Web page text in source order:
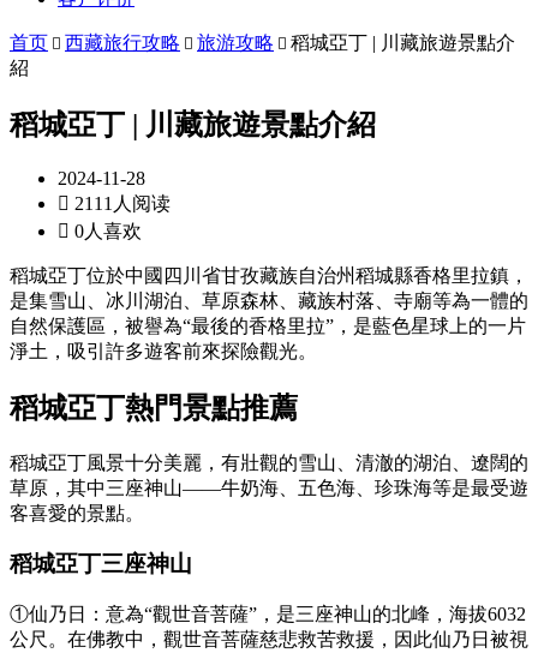
首页  西藏旅行攻略  旅游攻略  稻城亞丁 | 川藏旅遊景點介
紹
稻城亞丁 | 川藏旅遊景點介紹
2024-11-28
 2111人阅读
 0人喜欢
稻城亞丁位於中國四川省甘孜藏族自治州稻城縣香格里拉鎮，
是集雪山、冰川湖泊、草原森林、藏族村落、寺廟等為一體的
自然保護區，被譽為“最後的香格里拉”，是藍色星球上的一片
淨土，吸引許多遊客前來探險觀光。
稻城亞丁熱門景點推薦
稻城亞丁風景十分美麗，有壯觀的雪山、清澈的湖泊、遼闊的
草原，其中三座神山——牛奶海、五色海、珍珠海等是最受遊
客喜愛的景點。
稻城亞丁三座神山
①仙乃日：意為“觀世音菩薩”，是三座神山的北峰，海拔6032
公尺。在佛教中，觀世音菩薩慈悲救苦救援，因此仙乃日被視